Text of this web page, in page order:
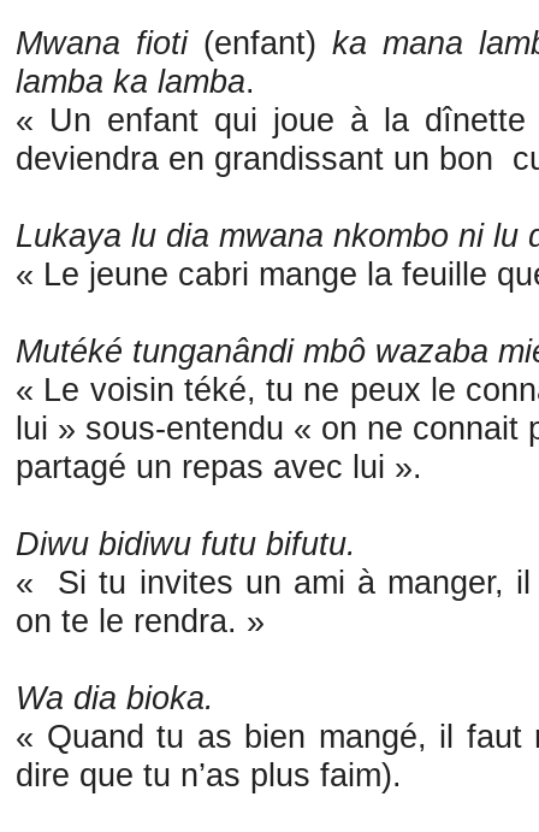
Mwana fioti(enfant)ka mana
lamba ka lamba.
« Un enfant qui joue à la
deviendra en grandissant un bon
Lukaya lu dia mwana nkombo ni lu
« Le jeune cabri mange la feuille
Mutéké tunganândi mbô wazaba
« Le voisin téké, tu ne peux le
lui » sous-entendu « on ne connait
partagé un repas avec lui ».
Diwu bidiwu futu bifutu.
« Si tu invites un ami à manger,
on te le rendra. »
Wa dia bioka.
« Quand tu as bien mangé, il faut
dire que tu n’as plus faim).